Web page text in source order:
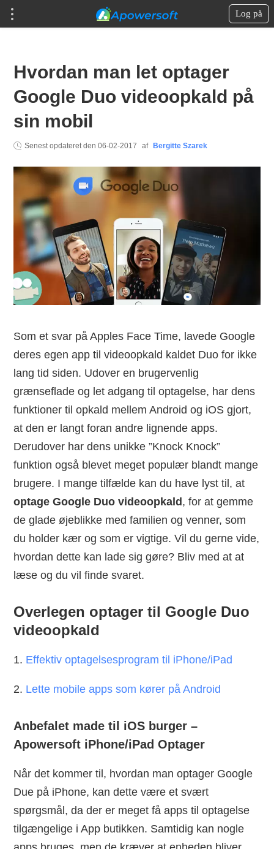
Log på
Hvordan man let optager
Google Duo videoopkald på
sin mobil
Senest opdateret den06-02-2017 af Bergitte Szarek
Som et svar på Apples Face Time, lavede Google
deres egen app til videoopkald kaldet Duo for ikke
lang tid siden. Udover en brugervenlig
grænseflade og let adgang til optagelse, har dens
funktioner til opkald mellem Android og iOS gjort,
at den er langt foran andre lignende apps.
Derudover har dens unikke ”Knock Knock”
funktion også blevet meget populær blandt mange
brugere. I mange tilfælde kan du have lyst til, at
optage Google Duo videoopkald , for at gemme
de glade øjeblikke med familien og venner, som
du holder kær og som er vigtige. Vil du gerne vide,
hvordan dette kan lade sig gøre? Bliv med at at
læse og du vil finde svaret.
Overlegen optager til Google Duo
videoopkald
1. Effektiv optagelsesprogram til iPhone/iPad
2. Lette mobile apps som kører på Android
Anbefalet made til iOS burger –
Apowersoft iPhone/iPad Optager
Når det kommer til, hvordan man optager Google
Due på iPhone, kan dette være et svært
spørgsmål, da der er meget få apps til optagelse
tilgængelige i App butikken. Samtidig kan nogle